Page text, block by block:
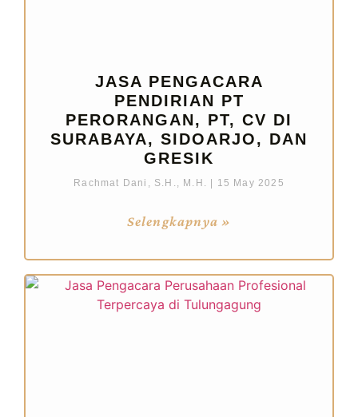
JASA PENGACARA
PENDIRIAN PT
PERORANGAN, PT, CV DI
SURABAYA, SIDOARJO, DAN
GRESIK
Rachmat Dani, S.H., M.H. 15 May 2025
Selengkapnya »